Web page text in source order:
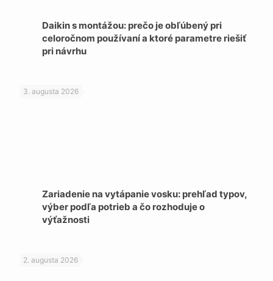
Daikin s montážou: prečo je obľúbený pri
celoročnom používaní a ktoré parametre riešiť
pri návrhu
3. augusta 2026
Zariadenie na vytápanie vosku: prehľad typov,
výber podľa potrieb a čo rozhoduje o
výťažnosti
2. augusta 2026